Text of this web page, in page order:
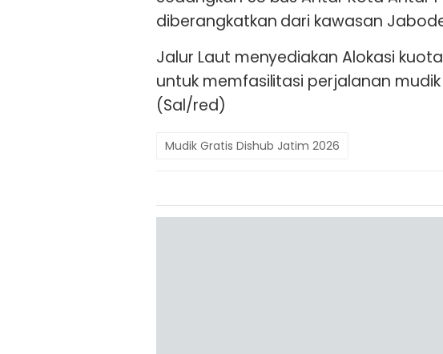
diberangkatkan dari kawasan
Jalur Laut menyediakan Alokasi
untuk memfasilitasi perjalanan
(Sal/red)
Mudik Gratis Dishub Jatim 2026